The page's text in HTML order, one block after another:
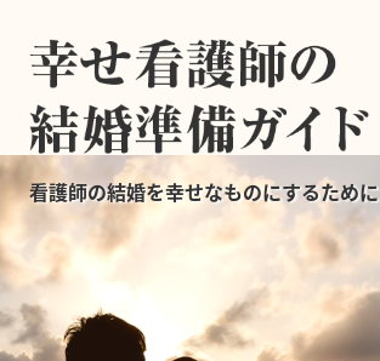
看護師の結婚を幸せなものにするために